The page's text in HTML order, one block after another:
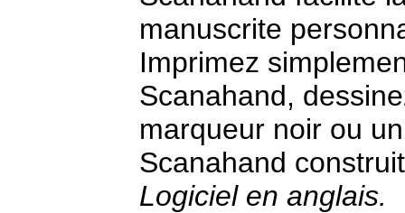
manuscrite
Imprimez
Scanahand,
marqueur noir ou
Scanahand
Logiciel en anglais.